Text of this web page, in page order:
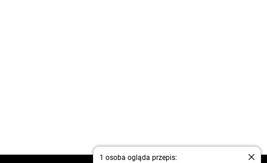
1 osoba ogląda przepis: